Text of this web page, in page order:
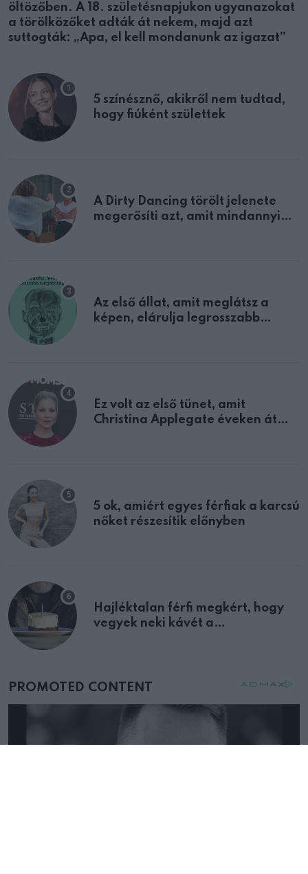
öltözőben. A 18. születésnapjukon ugyanazokat
a törölközőket adták át nekem, majd azt
suttogták: „Apa, el kell mondanunk az igazat”
5 színésznő, akikről nem tudtad,
hogy fiúként születtek
A Dirty Dancing törölt jelenete
megerősíti azt, amit mindannyian
Az első állat, amit meglátsz a
képen, elárulja legrosszabb
Ez volt az első tünet, amit
Christina Applegate éveken át
5 ok, amiért egyes férfiak a karcsú
nőket részesítik előnyben
Hajléktalan férfi megkért, hogy
vegyek neki kávét a